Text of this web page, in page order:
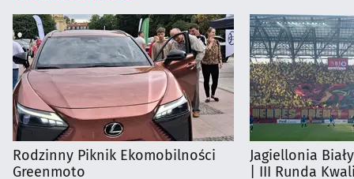
Rodzinny Piknik Ekomobilności
Greenmoto
Jagiellonia
| III Runda